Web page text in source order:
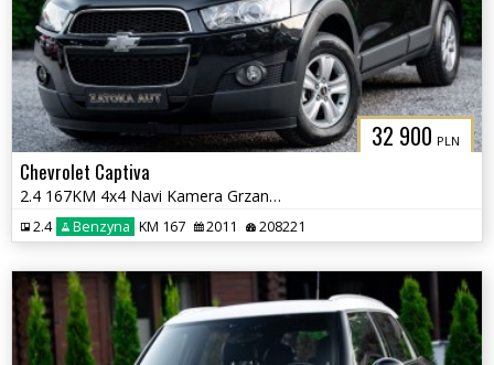
32 900 PLN
Chevrolet Captiva
2.4 167KM 4x4 Navi Kamera Grzane Fot Klima PDC 7 osób Sprowadzony
2.4 Benzyna KM 167 2011 208221